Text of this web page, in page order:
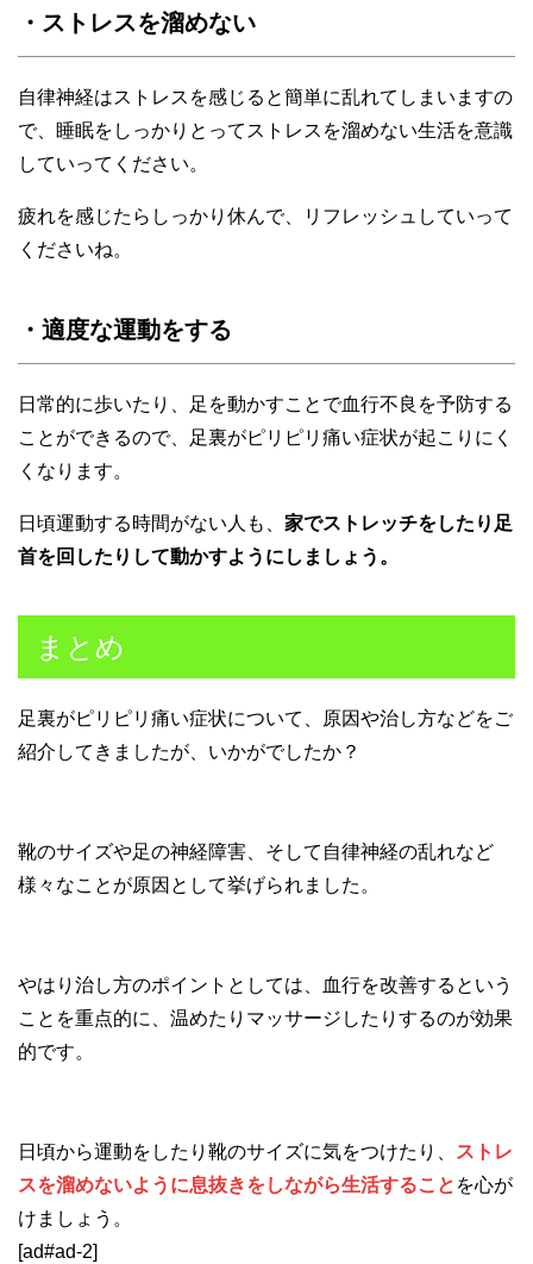
・ストレスを溜めない
自律神経はストレスを感じると簡単に乱れてしまいますの
で、睡眠をしっかりとってストレスを溜めない生活を意識
していってください。
疲れを感じたらしっかり休んで、リフレッシュしていって
くださいね。
・適度な運動をする
日常的に歩いたり、足を動かすことで血行不良を予防する
ことができるので、足裏がピリピリ痛い症状が起こりにく
くなります。
日頃運動する時間がない人も、 家でストレッチをしたり足
首を回したりして動かすようにしましょう。
まとめ
足裏がピリピリ痛い症状について、原因や治し方などをご
紹介してきましたが、いかがでしたか？
靴のサイズや足の神経障害、そして自律神経の乱れなど
様々なことが原因として挙げられました。
やはり治し方のポイントとしては、血行を改善するという
ことを重点的に、温めたりマッサージしたりするのが効果
的です。
日頃から運動をしたり靴のサイズに気をつけたり、
ストレ
スを溜めないように息抜きをしながら生活すること を心が
けましょう。
[ad#ad-2]